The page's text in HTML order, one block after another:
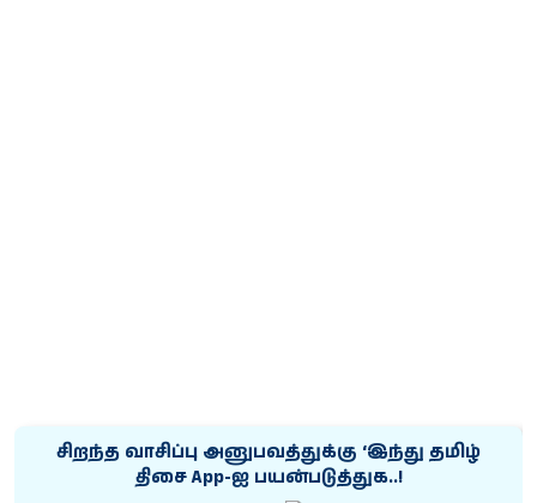
சிறந்த வாசிப்பு அனுபவத்துக்கு ‘இந்து தமிழ்
திசை App-ஐ பயன்படுத்துக..!